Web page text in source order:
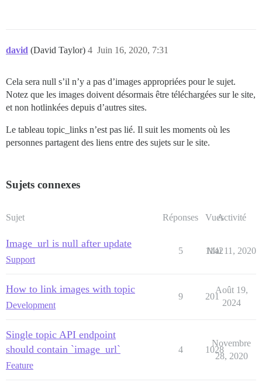
david (David Taylor) Juin 16, 2020, 7:31
4
Cela sera null s’il n’y a pas d’images appropriées pour le sujet.
Notez que les images doivent désormais être téléchargées sur le site,
et non hotlinkées depuis d’autres sites.
Le tableau topic_links n’est pas lié. Il suit les moments où les
personnes partagent des liens entre des sujets sur le site.
Sujets connexes
Sujet Réponses VuesActivité
Image_url is null after update
Support
5 1142
Mai 11, 2020
How to link images with topic
Development
9 201
Août 19,
2024
Single topic API endpoint
should contain `image_url`
Feature
4 1028
Novembre
28, 2020